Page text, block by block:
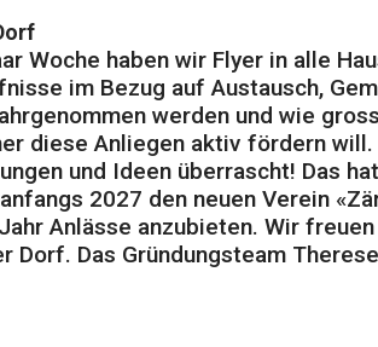
Woche haben wir Flyer in alle
im Bezug auf Austausch,
werden und wie
diese Anliegen aktiv fördern
und Ideen überrascht! Das
2027 den neuen Verein
Anlässe anzubieten. Wir
Dorf. Das Gründungsteam